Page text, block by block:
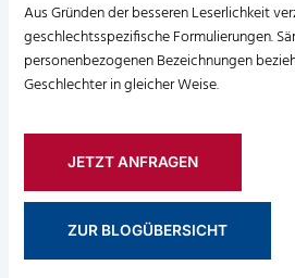
Aus Gründen der besseren Leserlichkeit
geschlechtsspezifische Formulierungen.
personenbezogenen Bezeichnungen
Geschlechter in gleicher Weise.
JETZT ANFRAGEN
ZUR BLOGÜBERSICHT